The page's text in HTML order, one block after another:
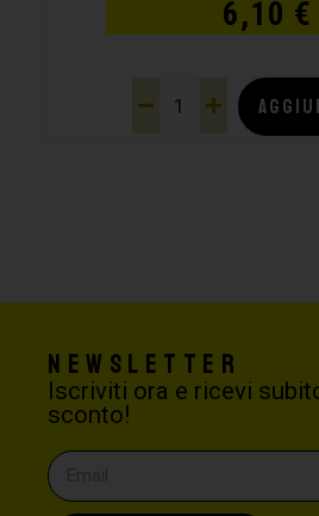
6,10 €
Newsletter
Iscriviti ora e ricevi
sconto!